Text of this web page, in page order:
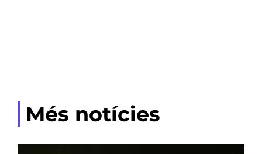
Més notícies